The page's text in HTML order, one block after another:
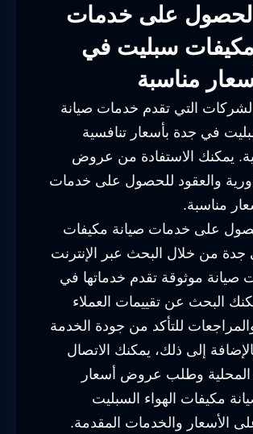
الحصول على خدمات
مكيفات سبليت في
مناسبة
التي تقدم خدمات صيانة
في جدة بأسعار تنافسية
يمكنك الاستفادة من عروض
والعقود للحصول على خدمات
مناسبة.
على خدمات صيانة مكيفات
من خلال البحث عبر الإنترنت
موثوقة تقدم خدماتها في
البحث عن تقييمات العملاء
للتأكد من جودة الخدمة
إلى ذلك، يمكنك الاتصال
المحلية وطلب عروض أسعار
مكيفات الهواء السبليت
الأسعار والخدمات المقدمة.